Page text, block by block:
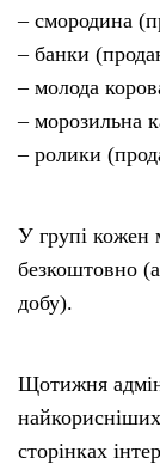
– смородина
– банки
– молода
– морозильна
– ролики
У групі кожен
безкоштовно
добу).
Щотижня
сторінках